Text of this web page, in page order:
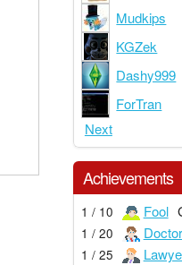
Mudkips
KGZek
Dashy999
ForTran
Next
Achievements
1 / 10 Fool
1 / 20 Doctor
1 / 25